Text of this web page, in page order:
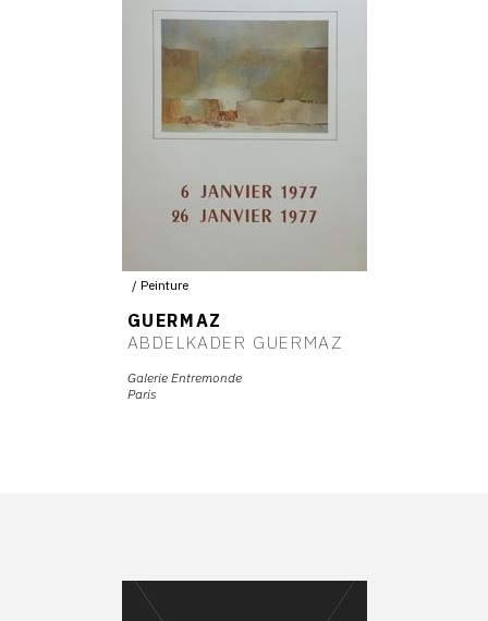
Peinture
GUERMAZ
ABDELKADER GUERMAZ
Galerie Entremonde
Paris